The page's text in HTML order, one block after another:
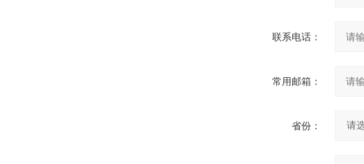
联系电话：
常用邮箱：
省份：